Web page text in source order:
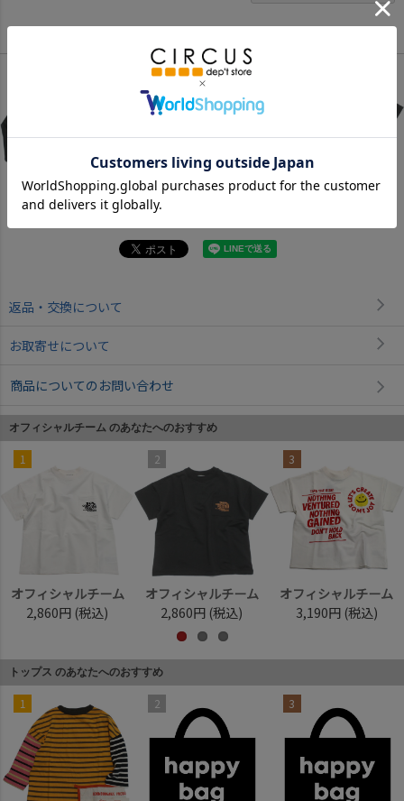
ブラック
返品・交換について
お取寄せについて
商品についてのお問い合わせ
オフィシャルチーム のあなたへのおすすめ
1
オフィシャルチーム
2,860円 (税込)
2
オフィシャルチーム
2,860円 (税込)
3
オフィシャルチーム
3,190円 (税込)
トップス のあなたへのおすすめ
1 2 3